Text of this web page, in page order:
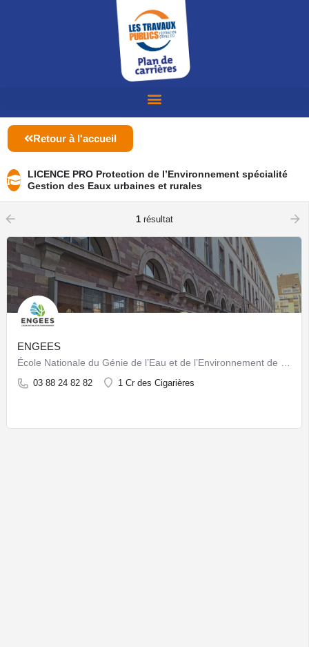
Retour à l'accueil
LICENCE PRO Protection de l’Environnement spécialité
Gestion des Eaux urbaines et rurales
arrow_backward 1résultat arrow_forward
ENGEES
03 88 24 82 82 1 Cr des Cigarières